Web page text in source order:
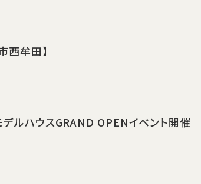
牟田】
デルハウスGRAND OPENイベント開催